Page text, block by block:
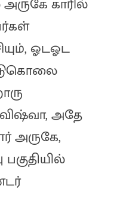
காரில்
ஓடஓட
விஷ்வா, அதே
அருகே,